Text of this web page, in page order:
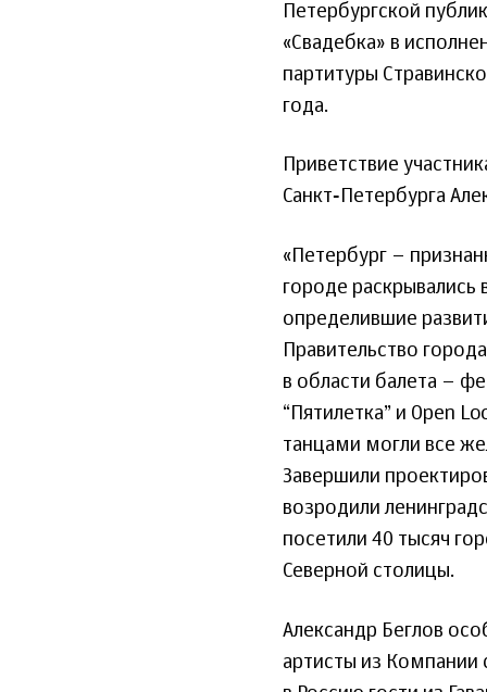
Петербургской
«Свадебка» в
партитуры
года.
Приветствие
Санкт‑Петербурга
«Петербург –
городе раскрывались
определившие
Правительство
в области балета –
“Пятилетка” и Open
танцами могли все
Завершили
возродили
посетили 40 тысяч
Северной столицы.
Александр Беглов
артисты из Компании